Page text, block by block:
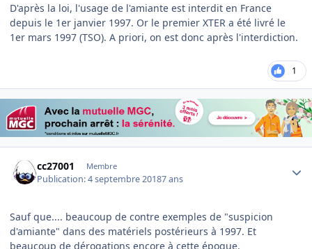
D'après la loi, l'usage de l'amiante est interdit en France
depuis le 1er janvier 1997. Or le premier XTER a été livré le
1er mars 1997 (TSO). A priori, on est donc après l'interdiction.
1
cc27001 Membre
Publication:4 septembre 20187 ans
Sauf que.... beaucoup de contre exemples de "suspicion
d'amiante" dans des matériels postérieurs à 1997. Et
beaucoup de dérogations encore à cette époque.